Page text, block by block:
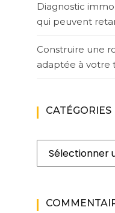
Diagnostic
qui peuvent
Construire une
adaptée à votre
CATÉGORIES
Catégories